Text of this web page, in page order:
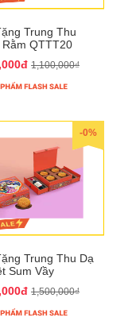
Trung Thu
Rằm QTTT20
1,100,000₫
-0%
Trung Thu Dạ
Sum Vầy
1,500,000₫